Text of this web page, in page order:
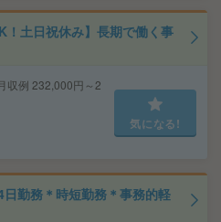
！土日祝休み】長期で働く事
例 232,000円～2
気になる!
日勤務＊時短勤務＊事務的軽